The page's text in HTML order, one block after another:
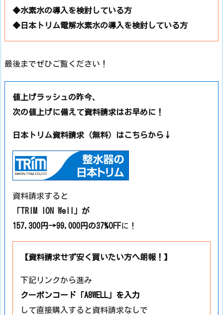
◆水素水の導入を検討している方
◆日本トリム電解水素水の導入を検討している方
最後までぜひご覧ください！
値上げラッシュの昨今、
次の値上げに備えて資料請求はお早めに！
日本トリム資料請求（無料）はこちらから↓
資料請求すると
「TRIM ION Well」が
157,300円→99,000円の37%OFFに！
【資料請求せず安く買いたい方へ朗報！】
下記リンクから進み
クーポンコード 「A8WELL」 を入力
して直接購入すると資料請求なしで